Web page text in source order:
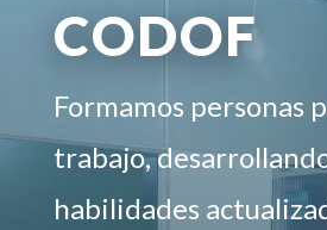
CODOF
Formamos personas
trabajo,
habilidades